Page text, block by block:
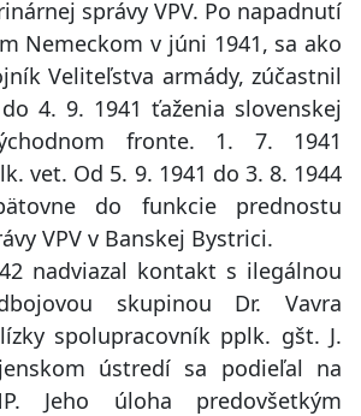
správy VPV. Po napadnutí
Nemeckom v júni 1941, sa ako
Veliteľstva armády, zúčastnil
4. 9. 1941 ťaženia slovenskej
fronte. 1. 7. 1941
vet. Od 5. 9. 1941 do 3. 8. 1944
do funkcie prednostu
VPV v Banskej Bystrici.
kontakt s ilegálnou
skupinou Dr. Vavra
spolupracovník pplk. gšt. J.
ústredí sa podieľal na
Jeho úloha predovšetkým